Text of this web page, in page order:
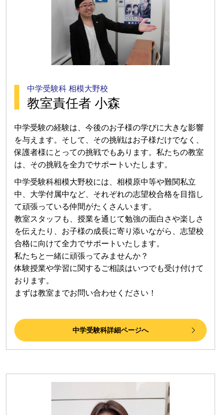
中学受験科 相模大野校
教室責任者 小森
中学受験の経験は、今後のお子様の学びに大きな影響
を与えます。そして、その挑戦はお子様だけでなく、
保護者様にとっての挑戦でもあります。私たちの教室
は、その挑戦を全力でサポートいたします。
中学受験科相模大野校には、相模原中等や難関私立
中、大学付属中など、それぞれの志望校合格を目指し
て頑張っている仲間がたくさんいます。
教室スタッフも、授業を通じて勉強の面白さや楽しさ
を伝えたり、お子様の成長に寄り添いながら、志望校
合格に向けて全力でサポートいたします。
私たちと一緒に頑張ってみませんか？
体験授業や学習に関するご相談はいつでも受け付けて
おります。
まずは教室までお問い合わせください！
中学受験科詳細ページへ